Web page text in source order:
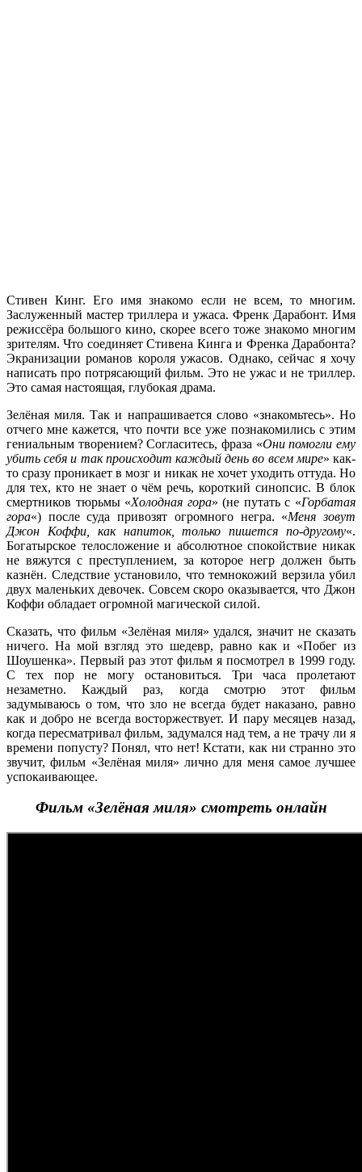
Стивен Кинг. Его имя знакомо если не всем, то многим.
Заслуженный мастер триллера и ужаса. Френк Дарабонт. Имя
режиссёра большого кино, скорее всего тоже знакомо многим
зрителям. Что соединяет Стивена Кинга и Френка Дарабонта?
Экранизации романов короля ужасов. Однако, сейчас я хочу
написать про потрясающий фильм. Это не ужас и не триллер.
Это самая настоящая, глубокая драма.
Зелёная миля. Так и напрашивается слово «знакомьтесь». Но
отчего мне кажется, что почти все уже познакомились с этим
гениальным творением? Согласитесь, фраза «Они помогли ему
убить себя и так происходит каждый день во всем мире» как-
то сразу проникает в мозг и никак не хочет уходить оттуда. Но
для тех, кто не знает о чём речь, короткий синопсис. В блок
смертников тюрьмы «Холодная гора» (не путать с «Горбатая
гора«) после суда привозят огромного негра. «Меня зовут
Джон Коффи, как напиток, только пишется по-другому«.
Богатырское телосложение и абсолютное спокойствие никак
не вяжутся с преступлением, за которое негр должен быть
казнён. Следствие установило, что темнокожий верзила убил
двух маленьких девочек. Совсем скоро оказывается, что Джон
Коффи обладает огромной магической силой.
Сказать, что фильм «Зелёная миля» удался, значит не сказать
ничего. На мой взгляд это шедевр, равно как и «Побег из
Шоушенка». Первый раз этот фильм я посмотрел в 1999 году.
С тех пор не могу остановиться. Три часа пролетают
незаметно. Каждый раз, когда смотрю этот фильм
задумываюсь о том, что зло не всегда будет наказано, равно
как и добро не всегда восторжествует. И пару месяцев назад,
когда пересматривал фильм, задумался над тем, а не трачу ли я
времени попусту? Понял, что нет! Кстати, как ни странно это
звучит, фильм «Зелёная миля» лично для меня самое лучшее
успокаивающее.
Фильм «Зелёная миля» смотреть онлайн